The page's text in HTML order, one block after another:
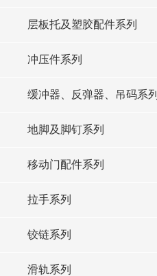
层板托及塑胶配件系列
冲压件系列
缓冲器、反弹器、吊码系列
地脚及脚钉系列
移动门配件系列
拉手系列
铰链系列
滑轨系列